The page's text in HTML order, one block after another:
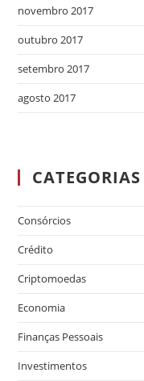
novembro 2017
outubro 2017
setembro 2017
agosto 2017
CATEGORIAS
Consórcios
Crédito
Criptomoedas
Economia
Finanças Pessoais
Investimentos